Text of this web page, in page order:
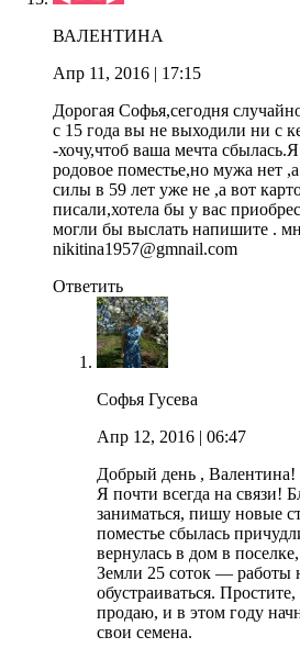
ВАЛЕНТИНА
Апр 11, 2016 | 17:15
Дорогая Софья,сегодня
с 15 года вы не выходили ни с
-хочу,чтоб ваша мечта
родовое поместье,но мужа нет
силы в 59 лет уже не ,а вот
писали,хотела бы у вас
могли бы выслать напишите .
nikitina1957@gmnail.com
Ответить
Софья Гусева
Апр 12, 2016 | 06:47
Добрый день , Валентина!
Я почти всегда на связи!
заниматься, пишу новые
поместье сбылась
вернулась в дом в
Земли 25 соток — работы
обустраиваться.
продаю, и в этом году
свои семена.